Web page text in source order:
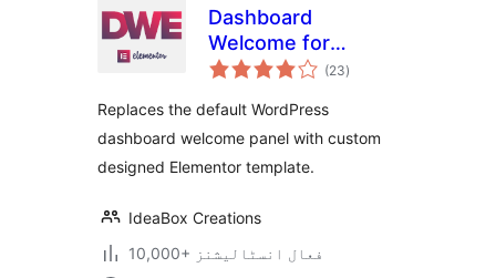
Dashboard
Welcome for
Elementor
(23مجموعی
درجہ
)
Replaces the default WordPress
dashboard welcome panel with custom
designed Elementor template.
IdeaBox Creations
10,000+ فعال انسٹالیشنز